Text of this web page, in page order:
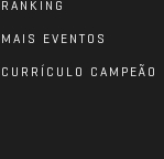
RANKING
MAIS EVENTOS
CURRÍCULO CAMPEÃO